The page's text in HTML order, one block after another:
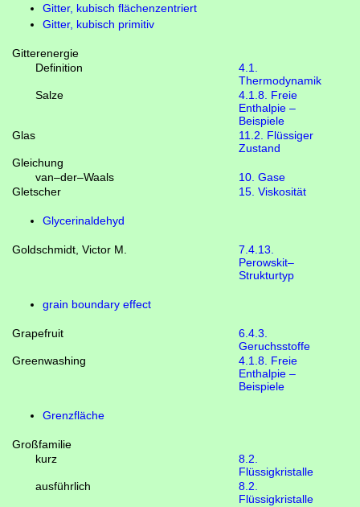
Gitter, kubisch flächenzentriert
Gitter, kubisch primitiv
Gitterenergie
Definition
4.1.
Thermodynamik
Salze
4.1.8. Freie
Enthalpie –
Beispiele
Glas
11.2. Flüssiger
Zustand
Gleichung
van–der–Waals
10. Gase
Gletscher
15. Viskosität
Glycerinaldehyd
Goldschmidt, Victor M.
7.4.13.
Perowskit–
Strukturtyp
grain boundary effect
Grapefruit
6.4.3.
Geruchsstoffe
Greenwashing
4.1.8. Freie
Enthalpie –
Beispiele
Grenzfläche
Großfamilie
kurz
8.2.
Flüssigkristalle
ausführlich
8.2.
Flüssigkristalle